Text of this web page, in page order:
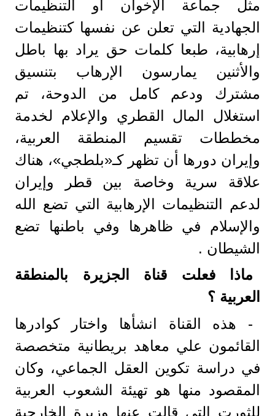
مثل جماعة الإخوان أو التنظيمات
الجهادية التي تعلن عن نفسها كتنظيمات
إرهابية، طبعا كلمات حق يراد بها باطل
والأثنين يمارسون الإرهاب بتنسيق
مشترك ودعم كامل من الدوحة، تم
استغلال المال القطري والإعلام لخدمة
مخططات تقسيم المنطقة العربية،
وإيران دورها أن تظهر كـ«بلطجي»، هناك
علاقة سرية وخاصة بين قطر وإيران
لدعم التنظيمات الإرهابية التي تضع الله
والإسلام في ظاهرها وفي باطنها تضع
الشيطان .
ماذا فعلت قناة الجزيرة بالمنطقة
العربية ؟
- هذه القناة انشأها واختار كوادرها
القائمون علي معاهد بريطانية متخصصة
في دراسة تكوين العقل الجماعي، وكان
المقصود منها هو تهيئة الشعوب العربية
للثورت التي قالت عنها وزيرة الخارجية